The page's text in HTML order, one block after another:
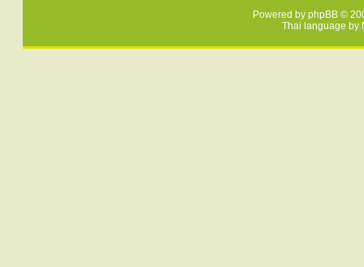
Powered by phpBB ©
Thai language by